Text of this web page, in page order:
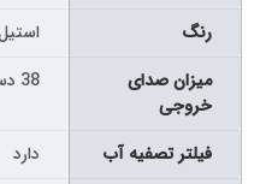
رنگ
میزان صدای
خروجی
38 دسی بل
فیلتر تصفیه آب
دارد